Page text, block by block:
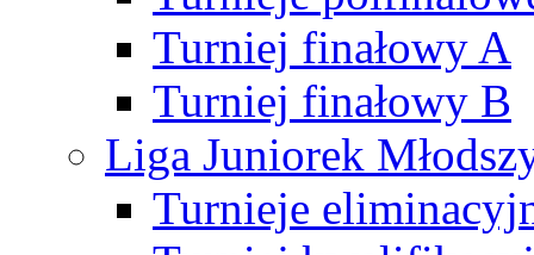
Turniej finałowy A
Turniej finałowy B
Liga Juniorek
Turnieje